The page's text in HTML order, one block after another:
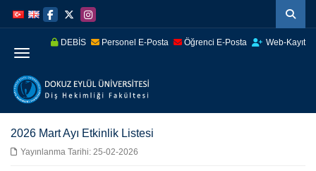
atla
Navigasyona
atla
DEBİS Personel E-Posta Öğrenci E-Posta
Web-Kayıt
Menüye Geç
2026 Mart Ayı Etkinlik Listesi
Yayınlanma Tarihi: 25-02-2026